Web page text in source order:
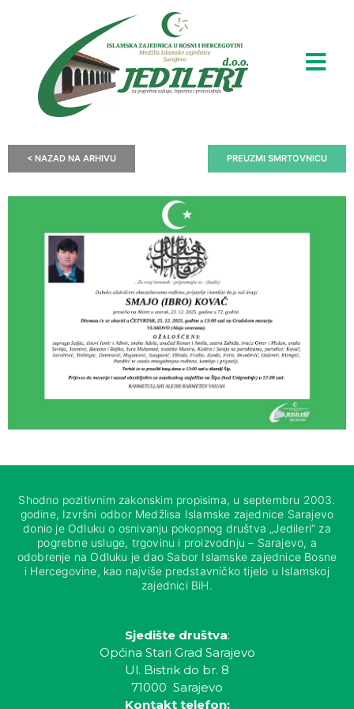
< NAZAD NA ARHIVU PREUZMI SMRTOVNICU
Shodno pozitivnim zakonskim propisima, u septembru 2003.
godine, Izvršni odbor Medžlisa Islamske zajednice Sarajevo
donio je Odluku o osnivanju pokopnog društva „Jedileri“ za
pogrebne usluge, trgovinu i proizvodnju – Sarajevo, a
odobrenje na Odluku je dao Sabor Islamske zajednice Bosne
i Hercegovine, kao najviše predstavničko tijelo u Islamskoj
zajednici BiH.
Sjedište društva:
Općina Stari Grad Sarajevo
Ul. Bistrik do br. 8
71000 Sarajevo
Kontakt telefon: